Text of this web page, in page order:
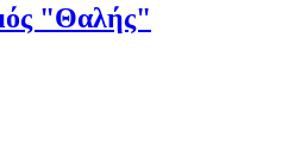
"Θαλής"